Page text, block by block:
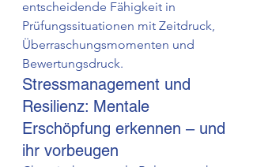
entscheidende Fähigkeit in
Prüfungssituationen mit Zeitdruck,
Überraschungsmomenten und
Bewertungsdruck.
Stressmanagement und
Resilienz: Mentale
Erschöpfung erkennen – und
ihr vorbeugen